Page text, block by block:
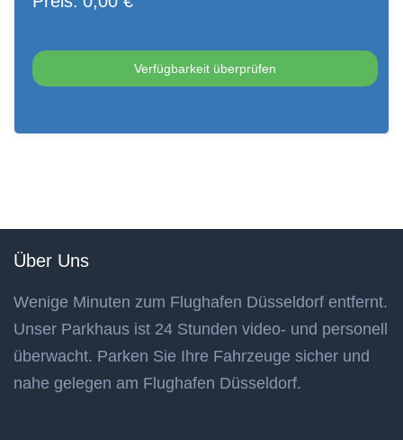
Über Uns
Wenige Minuten zum Flughafen Düsseldorf entfernt.
Unser Parkhaus ist 24 Stunden video- und personell
überwacht. Parken Sie Ihre Fahrzeuge sicher und
nahe gelegen am Flughafen Düsseldorf.